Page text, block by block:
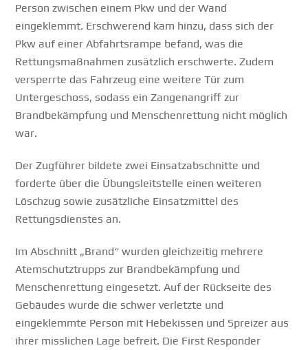
Person zwischen einem Pkw und der Wand
eingeklemmt. Erschwerend kam hinzu, dass sich der
Pkw auf einer Abfahrtsrampe befand, was die
Rettungsmaßnahmen zusätzlich erschwerte. Zudem
versperrte das Fahrzeug eine weitere Tür zum
Untergeschoss, sodass ein Zangenangriff zur
Brandbekämpfung und Menschenrettung nicht möglich
war.
Der Zugführer bildete zwei Einsatzabschnitte und
forderte über die Übungsleitstelle einen weiteren
Löschzug sowie zusätzliche Einsatzmittel des
Rettungsdienstes an.
Im Abschnitt „Brand“ wurden gleichzeitig mehrere
Atemschutztrupps zur Brandbekämpfung und
Menschenrettung eingesetzt. Auf der Rückseite des
Gebäudes wurde die schwer verletzte und
eingeklemmte Person mit Hebekissen und Spreizer aus
ihrer misslichen Lage befreit. Die First Responder